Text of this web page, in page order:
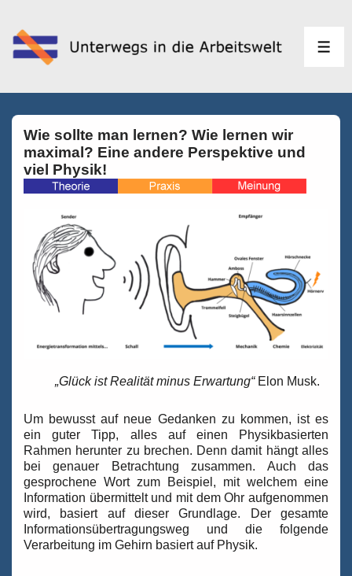
Inhalt
Wie sollte man lernen? Wie lernen wir
maximal? Eine andere Perspektive und
viel Physik!
„Glück ist Realität minus Erwartung“Elon Musk.
Um bewusst auf neue Gedanken zu kommen, ist es
ein guter Tipp, alles auf einen Physikbasierten
Rahmen herunter zu brechen. Denn damit hängt alles
bei genauer Betrachtung zusammen. Auch das
gesprochene Wort zum Beispiel, mit welchem eine
Information übermittelt und mit dem Ohr aufgenommen
wird, basiert auf dieser Grundlage. Der gesamte
Informationsübertragungsweg und die folgende
Verarbeitung im Gehirn basiert auf Physik.